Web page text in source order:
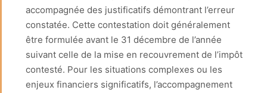
accompagnée des justificatifs démontrant l’erreur
constatée. Cette contestation doit généralement
être formulée avant le 31 décembre de l’année
suivant celle de la mise en recouvrement de l’impôt
contesté. Pour les situations complexes ou les
enjeux financiers significatifs, l’accompagnement